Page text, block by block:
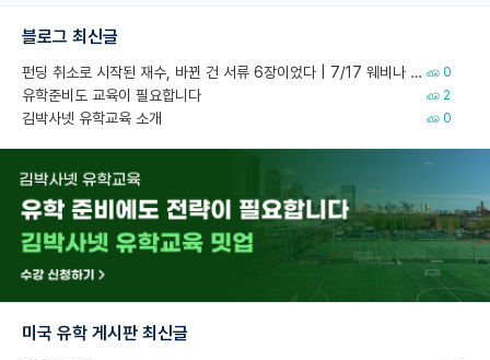
블로그 최신글
펀딩 취소로 시작된 재수, 바뀐 건 서류 6장이었다 | 7/17 웨비나 회고 0
유학준비도 교육이 필요합니다 2
김박사넷 유학교육 소개 0
미국 유학 게시판 최신글